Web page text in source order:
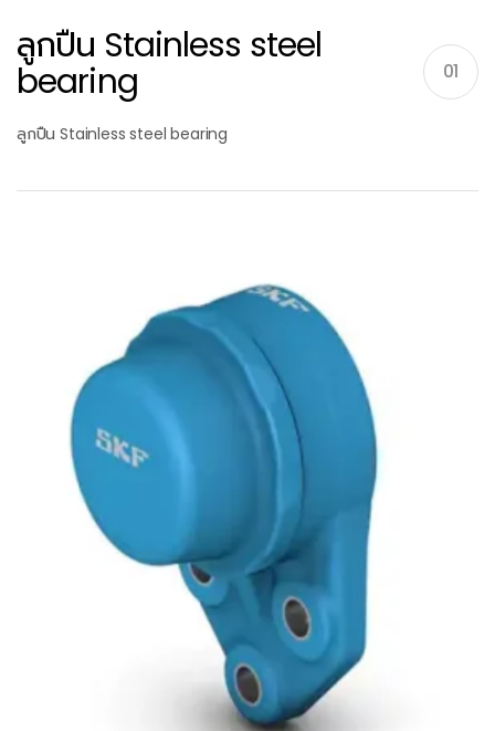
ลูกปืน Stainless steel
bearing 01
ลูกปืน Stainless steel bearing